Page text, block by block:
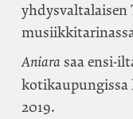
yhdysvaltalaisen
Aniarasaa ensi-
kotikaupungissa
2019.